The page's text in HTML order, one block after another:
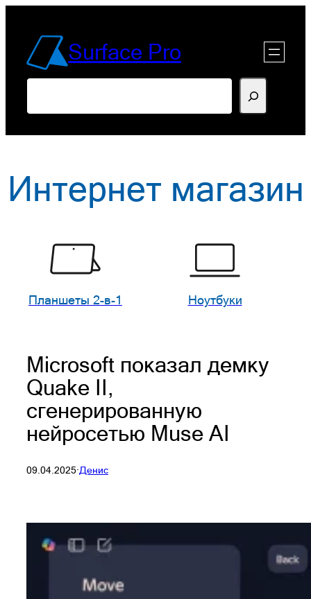
содержимомуSurface Pro
Интернет магазин
Планшеты 2-в-1 Ноутбуки
Microsoft показал демку
Quake II,
сгенерированную
нейросетью Muse AI
09.04.2025·Денис